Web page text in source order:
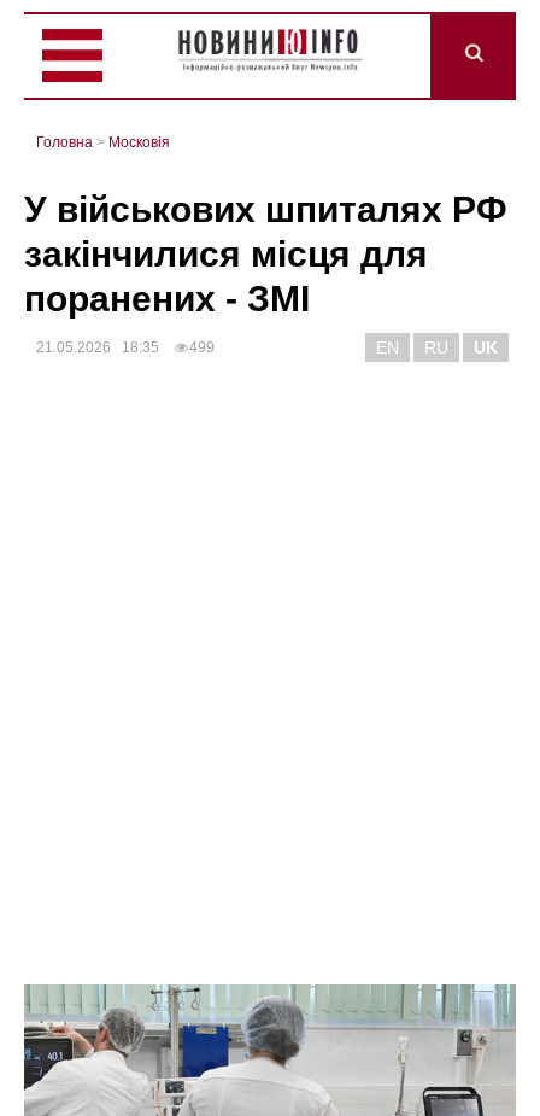
Головна > Mосковія
У військових шпиталях РФ
закінчилися місця для
поранених - ЗМІ
21.05.2026 18:35 499 EN RU UK